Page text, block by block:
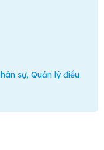
sự, Quản lý điều